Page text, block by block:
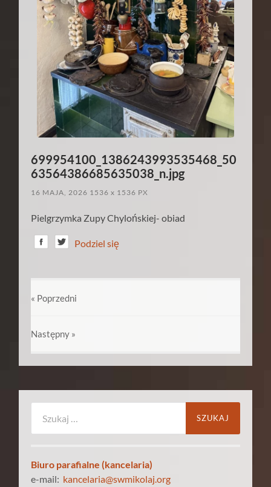
699954100_1386243993535468_50
63564386685635038_n.jpg
16 MAJA, 2026 1536x 1536 PX
Pielgrzymka Zupy Chylońskiej- obiad
Podziel się
« Poprzedni
Następny »
Biuro parafialne (kancelaria)
e-mail: kancelaria@swmikolaj.org